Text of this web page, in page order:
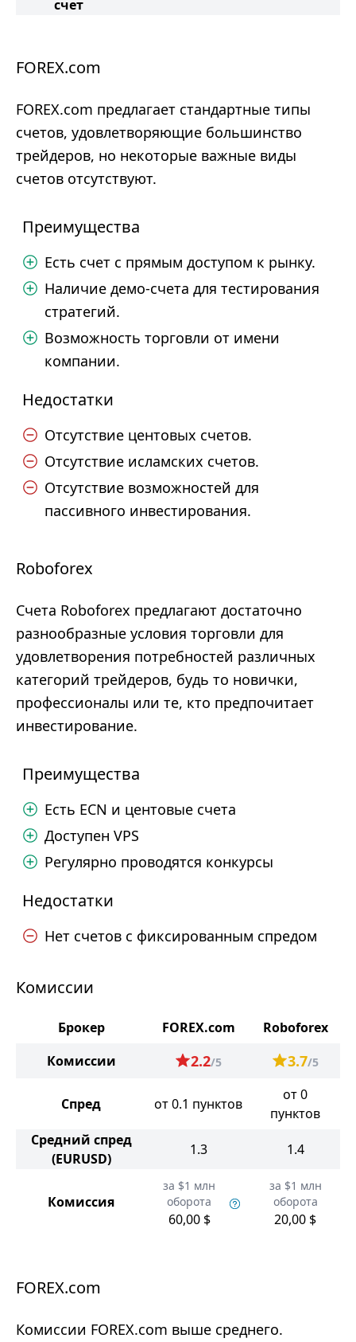
счет
FOREX.com
FOREX.com предлагает стандартные типы
счетов, удовлетворяющие большинство
трейдеров, но некоторые важные виды
счетов отсутствуют.
Преимущества
Есть счет с прямым доступом к рынку.
Наличие демо-счета для тестирования
стратегий.
Возможность торговли от имени
компании.
Недостатки
Отсутствие центовых счетов.
Отсутствие исламских счетов.
Отсутствие возможностей для
пассивного инвестирования.
Roboforex
Счета Roboforex предлагают достаточно
разнообразные условия торговли для
удовлетворения потребностей различных
категорий трейдеров, будь то новички,
профессионалы или те, кто предпочитает
инвестирование.
Преимущества
Есть ECN и центовые счета
Доступен VPS
Регулярно проводятся конкурсы
Недостатки
Нет счетов с фиксированным спредом
Комиссии
Брокер FOREX.com
Roboforex
Комиссии
2.2/5 3.7/5
Спред от 0.1 пунктов
от 0
пунктов
Средний спред
(EURUSD)
1.3 1.4
Комиссия
за $1 млн
оборота
60,00 $
за $1 млн
оборота
20,00 $
FOREX.com
Комиссии FOREX.com выше среднего.